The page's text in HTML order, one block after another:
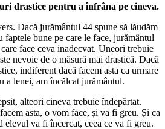
drastice pentru a înfrâna pe cineva.
Dacă jurământul 44 spune să lăudăm
faptele bune pe care le face, jurământul
face ceva inadecvat. Uneori trebuie
nevoie de o măsură mai drastică. Dacă
indiferent dacă facem asta ca urmare
a lenei, am încălcat jurământul.
alteori cineva trebuie îndepărtat.
asta, o vom face, și va fi greu. Și ca
elevul va fi încercat, ceea ce va fi greu.